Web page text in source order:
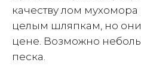
качеству лом
целым шляпкам, но
цене. Возможно
песка.